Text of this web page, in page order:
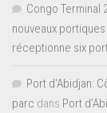
Congo Terminal
nouveaux portiques
réceptionne six
Port d'Abidjan:
parc dans Port